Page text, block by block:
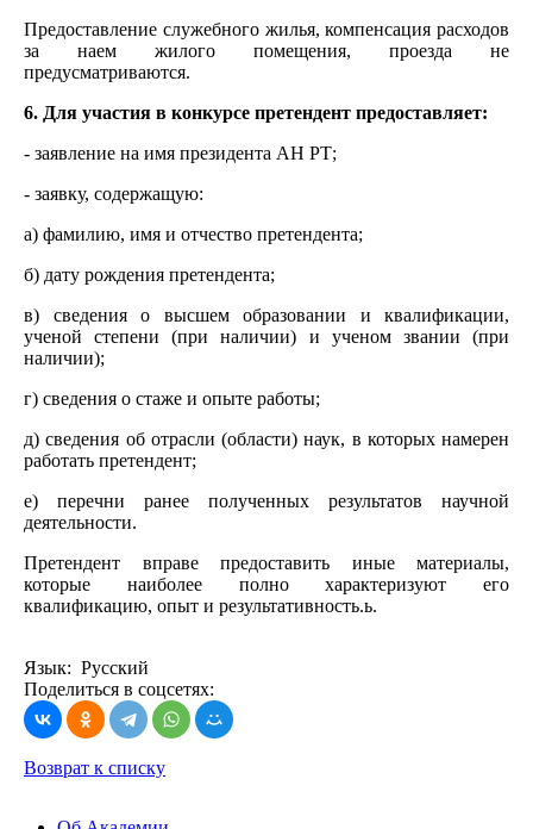
Предоставление служебного жилья, компенсация расходов
за наем жилого помещения, проезда не
предусматриваются.
6. Для участия в конкурсе претендент предоставляет:
- заявление на имя президента АН РТ;
- заявку, содержащую:
а) фамилию, имя и отчество претендента;
б) дату рождения претендента;
в) сведения о высшем образовании и квалификации,
ученой степени (при наличии) и ученом звании (при
наличии);
г) сведения о стаже и опыте работы;
д) сведения об отрасли (области) наук, в которых намерен
работать претендент;
е) перечни ранее полученных результатов научной
деятельности.
Претендент вправе предоставить иные материалы,
которые наиболее полно характеризуют его
квалификацию, опыт и результативность.ь.
Язык: Русский
Поделиться в соцсетях:
Возврат к списку